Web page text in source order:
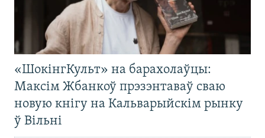
«ШокінгКульт» на барахолаўцы:
Максім Жбанкоў прэзэнтаваў сваю
новую кнігу на Кальварыйскім рынку
ў Вільні